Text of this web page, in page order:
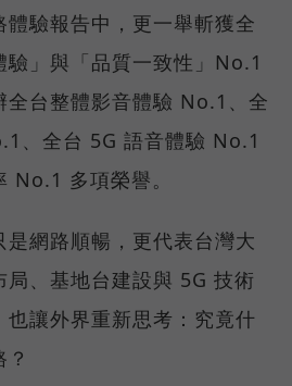
驗報告中，更一舉斬獲全
驗」與「品質一致性」No.1
全台整體影音體驗 No.1、全
、全台 5G 語音體驗 No.1
No.1 多項榮譽。
網路順暢，更代表台灣大
、基地台建設與 5G 技術
也讓外界重新思考：究竟什